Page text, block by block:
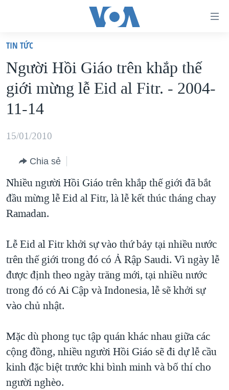
truy
cập
Tới
nội
chính
hướng
chính
Đi
"Tìm"
VIỆT NAM
HOA KỲ
BIỂN ĐÔNG
THẾ GIỚI
DIỄN ĐÀN
MỤC
TỰ DO BÁO CHÍ
NGƯỜI VIỆT HẢI NGOẠI
ĐỜI SỐNG
KINH TẾ
KHOA HỌC
SỨC KHOẺ
VĂN HOÁ
THỂ THAO
GIÁO DỤC
CHUYÊN ĐỀ
HÀNH TRÌNH BẦU CỬ 2024
GIẢI MÃ VÀNH ĐAI & CON ĐƯỜNG
NGÀY TỊ NẠN THẾ GIỚI
GROUND ZERO – XƯA VÀ NAY
CÁC GIÁ TRỊ CỘNG HÒA Ở VIỆT NAM
HỌC TIẾNG ANH
VIDEO
NGHE
MẠNG XÃ HỘI
Ngôn ngữ khác
TIN TỨC
Người Hồi Giáo trên khắp thế
giới mừng lễ Eid al Fitr. - 2004-
11-14
15/01/2010
Chia sẻ
Nhiều người Hồi Giáo trên khắp thế giới đã bắt
đầu mừng lễ Eid al Fitr, là lễ kết thúc tháng chay
Ramadan.
Lễ Eid al Fitr khởi sự vào thứ bảy tại nhiều nước
trên thế giới trong đó có Ả Rập Saudi. Vì ngày lễ
được định theo ngày trăng mới, tại nhiều nước
trong đó có Ai Cập và Indonesia, lễ sẽ khởi sự
vào chủ nhật.
Mặc dù phong tục tập quán khác nhau giữa các
cộng đồng, nhiều người Hồi Giáo sẽ đi dự lễ cầu
kinh đặc biệt trước khi bình minh và bố thí cho
người nghèo.